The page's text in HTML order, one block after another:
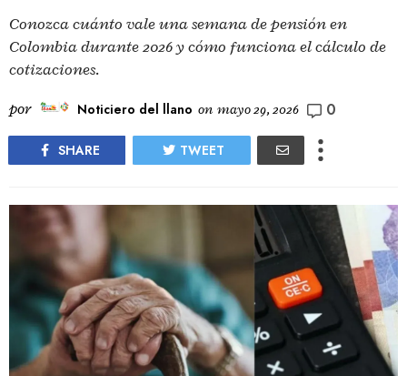
Conozca cuánto vale una semana de pensión en
Colombia durante 2026 y cómo funciona el cálculo de
cotizaciones.
por Noticiero del llano on mayo 29, 2026 0
SHARE TWEET